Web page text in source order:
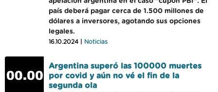
país deberá pagar cerca de 1.500 millones de
dólares a inversores, agotando sus opciones
legales.
16.10.2024 | Noticias
Argentina superó las 100000 muertes
por covid y aún no vé el fin de la
segunda ola